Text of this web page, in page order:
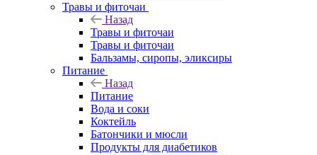
Травы и фиточаи
Назад
Травы и фиточаи
Травы и фиточаи
Бальзамы, сиропы, эликсиры
Питание
Назад
Питание
Вода и соки
Коктейль
Батончики и мюсли
Продукты для диабетиков